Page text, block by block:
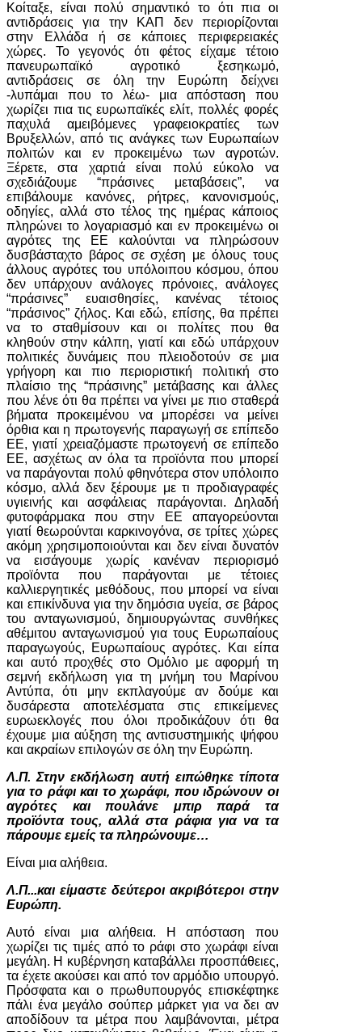
Κοίταξε, είναι πολύ σημαντικό το ότι πια οι
αντιδράσεις για την ΚΑΠ δεν περιορίζονται
στην Ελλάδα ή σε κάποιες περιφερειακές
χώρες. Το γεγονός ότι φέτος είχαμε τέτοιο
πανευρωπαϊκό αγροτικό ξεσηκωμό,
αντιδράσεις σε όλη την Ευρώπη δείχνει
-λυπάμαι που το λέω- μια απόσταση που
χωρίζει πια τις ευρωπαϊκές ελίτ, πολλές φορές
παχυλά αμειβόμενες γραφειοκρατίες των
Βρυξελλών, από τις ανάγκες των Ευρωπαίων
πολιτών και εν προκειμένω των αγροτών.
Ξέρετε, στα χαρτιά είναι πολύ εύκολο να
σχεδιάζουμε “πράσινες μεταβάσεις”, να
επιβάλουμε κανόνες, ρήτρες, κανονισμούς,
οδηγίες, αλλά στο τέλος της ημέρας κάποιος
πληρώνει το λογαριασμό και εν προκειμένω οι
αγρότες της ΕΕ καλούνται να πληρώσουν
δυσβάσταχτο βάρος σε σχέση με όλους τους
άλλους αγρότες του υπόλοιπου κόσμου, όπου
δεν υπάρχουν ανάλογες πρόνοιες, ανάλογες
“πράσινες” ευαισθησίες, κανένας τέτοιος
“πράσινος” ζήλος. Και εδώ, επίσης, θα πρέπει
να το σταθμίσουν και οι πολίτες που θα
κληθούν στην κάλπη, γιατί και εδώ υπάρχουν
πολιτικές δυνάμεις που πλειοδοτούν σε μια
γρήγορη και πιο περιοριστική πολιτική στο
πλαίσιο της “πράσινης” μετάβασης και άλλες
που λένε ότι θα πρέπει να γίνει με πιο σταθερά
βήματα προκειμένου να μπορέσει να μείνει
όρθια και η πρωτογενής παραγωγή σε επίπεδο
ΕΕ, γιατί χρειαζόμαστε πρωτογενή σε επίπεδο
ΕΕ, ασχέτως αν όλα τα προϊόντα που μπορεί
να παράγονται πολύ φθηνότερα στον υπόλοιπο
κόσμο, αλλά δεν ξέρουμε με τι προδιαγραφές
υγιεινής και ασφάλειας παράγονται. Δηλαδή
φυτοφάρμακα που στην ΕΕ απαγορεύονται
γιατί θεωρούνται καρκινογόνα, σε τρίτες χώρες
ακόμη χρησιμοποιούνται και δεν είναι δυνατόν
να εισάγουμε χωρίς κανέναν περιορισμό
προϊόντα που παράγονται με τέτοιες
καλλιεργητικές μεθόδους, που μπορεί να είναι
και επικίνδυνα για την δημόσια υγεία, σε βάρος
του ανταγωνισμού, δημιουργώντας συνθήκες
αθέμιτου ανταγωνισμού για τους Ευρωπαίους
παραγωγούς, Ευρωπαίους αγρότες. Και είπα
και αυτό προχθές στο Ομόλιο με αφορμή τη
σεμνή εκδήλωση για τη μνήμη του Μαρίνου
Αντύπα, ότι μην εκπλαγούμε αν δούμε και
δυσάρεστα αποτελέσματα στις επικείμενες
ευρωεκλογές που όλοι προδικάζουν ότι θα
έχουμε μια αύξηση της αντισυστημικής ψήφου
και ακραίων επιλογών σε όλη την Ευρώπη.
Λ.Π. Στην εκδήλωση αυτή ειπώθηκε τίποτα
για το ράφι και το χωράφι, που ιδρώνουν οι
αγρότες και πουλάνε μπιρ παρά τα
προϊόντα τους, αλλά στα ράφια για να τα
πάρουμε εμείς τα πληρώνουμε…
Είναι μια αλήθεια.
Λ.Π...και είμαστε δεύτεροι ακριβότεροι στην
Ευρώπη.
Αυτό είναι μια αλήθεια. Η απόσταση που
χωρίζει τις τιμές από το ράφι στο χωράφι είναι
μεγάλη. Η κυβέρνηση καταβάλλει προσπάθειες,
τα έχετε ακούσει και από τον αρμόδιο υπουργό.
Πρόσφατα και ο πρωθυπουργός επισκέφτηκε
πάλι ένα μεγάλο σούπερ μάρκετ για να δει αν
αποδίδουν τα μέτρα που λαμβάνονται, μέτρα